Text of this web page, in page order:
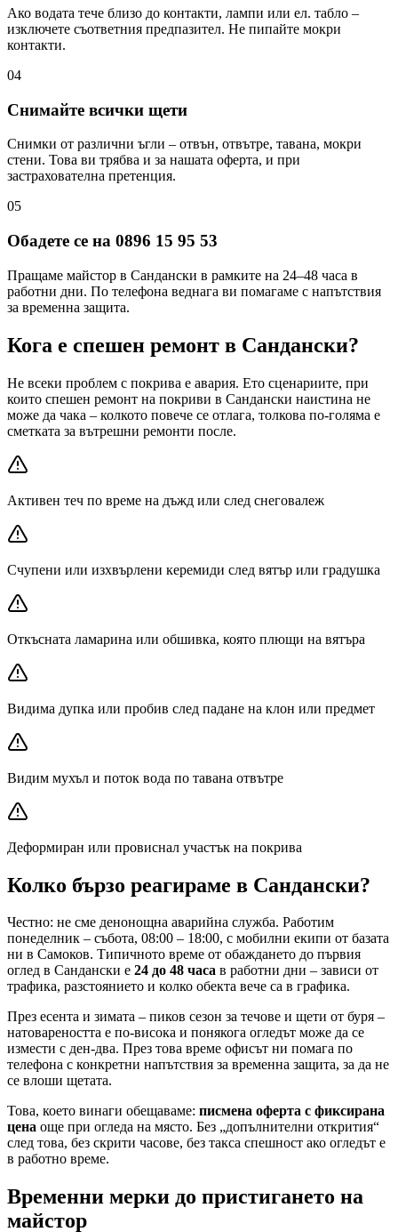
Ако водата тече близо до контакти, лампи или ел. табло –
изключете съответния предпазител. Не пипайте мокри
контакти.
04
Снимайте всички щети
Снимки от различни ъгли – отвън, отвътре, тавана, мокри
стени. Това ви трябва и за нашата оферта, и при
застрахователна претенция.
05
Обадете се на 0896 15 95 53
Пращаме майстор в Сандански в рамките на 24–48 часа в
работни дни. По телефона веднага ви помагаме с напътствия
за временна защита.
Кога е спешен ремонт в Сандански?
Не всеки проблем с покрива е авария. Ето сценариите, при
които спешен ремонт на покриви в Сандански наистина не
може да чака – колкото повече се отлага, толкова по-голяма е
сметката за вътрешни ремонти после.
Активен теч по време на дъжд или след снеговалеж
Счупени или изхвърлени керемиди след вятър или градушка
Откъсната ламарина или обшивка, която плющи на вятъра
Видима дупка или пробив след падане на клон или предмет
Видим мухъл и поток вода по тавана отвътре
Деформиран или провиснал участък на покрива
Колко бързо реагираме в Сандански?
Честно: не сме денонощна аварийна служба. Работим
понеделник – събота, 08:00 – 18:00, с мобилни екипи от базата
ни в Самоков. Типичното време от обаждането до първия
оглед в Сандански е 24 до 48 часа в работни дни – зависи от
трафика, разстоянието и колко обекта вече са в графика.
През есента и зимата – пиков сезон за течове и щети от буря –
натовареността е по-висока и понякога огледът може да се
измести с ден-два. През това време офисът ни помага по
телефона с конкретни напътствия за временна защита, за да не
се влоши щетата.
Това, което винаги обещаваме: писмена оферта с фиксирана
цена още при огледа на място. Без „допълнителни открития“
след това, без скрити часове, без такса спешност ако огледът е
в работно време.
Временни мерки до пристигането на
майстор